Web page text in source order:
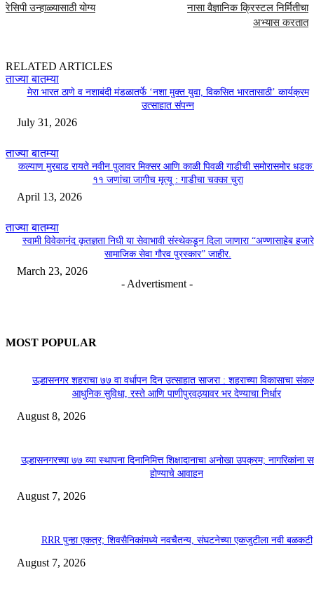
रेसिपी उन्हाळ्यासाठी योग्य
नासा वैज्ञानिक क्रिस्टल निर्मितीचा
अभ्यास करतात
RELATED ARTICLES
ताज्या बातम्या
मेरा भारत ठाणे व नशाबंदी मंडळातर्फे ‘नशा मुक्त युवा, विकसित भारतासाठी’ कार्यक्रम
उत्साहात संपन्न
July 31, 2026
ताज्या बातम्या
कल्याण मुरबाड रायते नवीन पुलावर मिक्सर आणि काळी पिवळी गाडीची समोरासमोर
११ जणांचा जागीच मृत्यू : गाडीचा चक्का चुरा
April 13, 2026
ताज्या बातम्या
स्वामी विवेकानंद कृतज्ञता निधी या सेवाभावी संस्थेकडून दिला जाणारा “अण्णासाहेब हजारे
सामाजिक सेवा गौरव पुरस्कार” जाहीर.
March 23, 2026
- Advertisment -
MOST POPULAR
उल्हासनगर शहराचा ७७ वा वर्धापन दिन उत्साहात साजरा : शहराच्या विकासाचा
आधुनिक सुविधा, रस्ते आणि पाणीपुरवठ्यावर भर देण्याचा निर्धार
August 8, 2026
उल्हासनगरच्या ७७ व्या स्थापना दिनानिमित्त शिक्षादानाचा अनोखा उपक्रम; नागरिकांना
होण्याचे आवाहन
August 7, 2026
RRR पुन्हा एकत्र; शिवसैनिकांमध्ये नवचैतन्य, संघटनेच्या एकजुटीला नवी बळकटी
August 7, 2026